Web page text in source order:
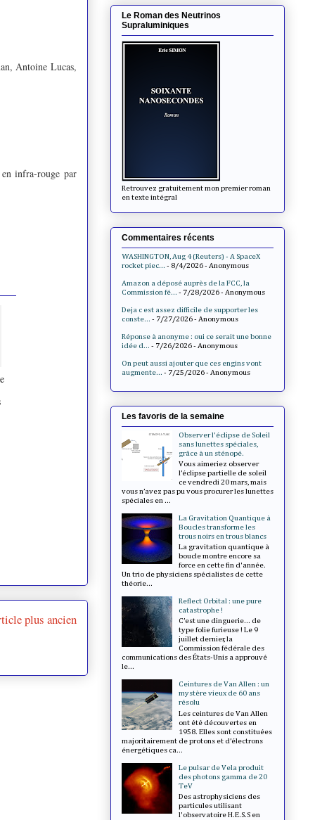
Antoine Lucas,
infra-rouge par
plus ancien
Le Roman des Neutrinos
Supraluminiques
Retrouvez gratuitement mon premier roman
en texte intégral
Commentaires récents
WASHINGTON, Aug 4 (Reuters) - A SpaceX
rocket piec... - 8/4/2026- Anonymous
Amazon a déposé auprès de la FCC, la
Commission fé... - 7/28/2026- Anonymous
Deja c est assez difficile de supporter les
conste... - 7/27/2026- Anonymous
Réponse à anonyme : oui ce serait une bonne
idée d... - 7/26/2026- Anonymous
On peut aussi ajouter que ces engins vont
augmente... - 7/25/2026- Anonymous
Les favoris de la semaine
Observer l'éclipse de Soleil
sans lunettes spéciales,
grâce à un sténopé.
Vous aimeriez observer
l’éclipse partielle de soleil
ce vendredi 20 mars, mais
vous n’avez pas pu vous procurer les lunettes
spéciales en ...
La Gravitation Quantique à
Boucles transforme les
trous noirs en trous blancs
La gravitation quantique à
boucle montre encore sa
force en cette fin d'année.
Un trio de physiciens spécialistes de cette
théorie...
Reflect Orbital : une pure
catastrophe !
C’est une dinguerie... de
type folie furieuse ! Le 9
juillet dernier, la
Commission fédérale des
communications des États-Unis a approuvé
le...
Ceintures de Van Allen : un
mystère vieux de 60 ans
résolu
Les ceintures de Van Allen
ont été découvertes en
1958. Elles sont constituées
majoritairement de protons et d’électrons
énergétiques ca...
Le pulsar de Vela produit
des photons gamma de 20
TeV
Des astrophysiciens des
particules utilisant
l'observatoire H.E.S.S en